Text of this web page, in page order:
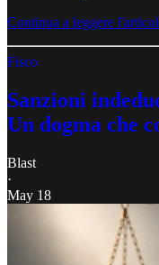
Continua a leggere
Fisco
Sanzioni
Un dogma che
Blast
·
May 18